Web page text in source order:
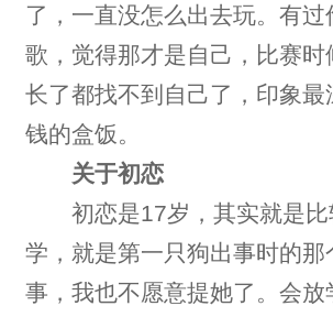
了，一直没怎么出去玩。有过
歌，觉得那才是自己，比赛时
长了都找不到自己了，印象最
钱的盒饭。
关于初恋
初恋是17岁，其实就是比
学，就是第一只狗出事时的那
事，我也不愿意提她了。会放